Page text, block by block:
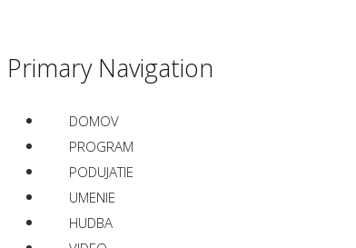
Primary Navigation
DOMOV
PROGRAM
PODUJATIE
UMENIE
HUDBA